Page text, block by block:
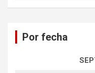
Por fecha